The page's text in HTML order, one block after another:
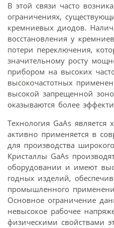
В этой связи часто
ограничениях,
кремниевых диодов.
восстановления у
потери переключения,
значительному росту
прибором на высоких
высокочастотных
высокой запрещенной
оказываются более
Технология GaAs
активно применяется в
для производства
Кристаллы GaAs
оборудовании и имеют
годных изделий,
промышленного
Основное ограничение
невысокое рабочее
физическими свойствами